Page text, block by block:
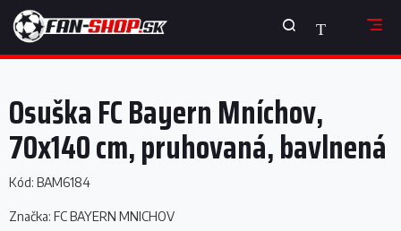
Prejsť
obsah
NÁKUPNÝ
KOŠÍK
Osuška FC Bayern Mníchov,
70x140 cm, pruhovaná, bavlnená
Kód: BAM6184
Značka: FC BAYERN MNICHOV